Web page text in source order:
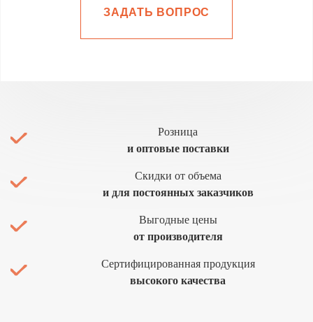
ЗАДАТЬ ВОПРОС
Розница
и оптовые поставки
Скидки от объема
и для постоянных заказчиков
Выгодные цены
от производителя
Сертифицированная продукция
высокого качества